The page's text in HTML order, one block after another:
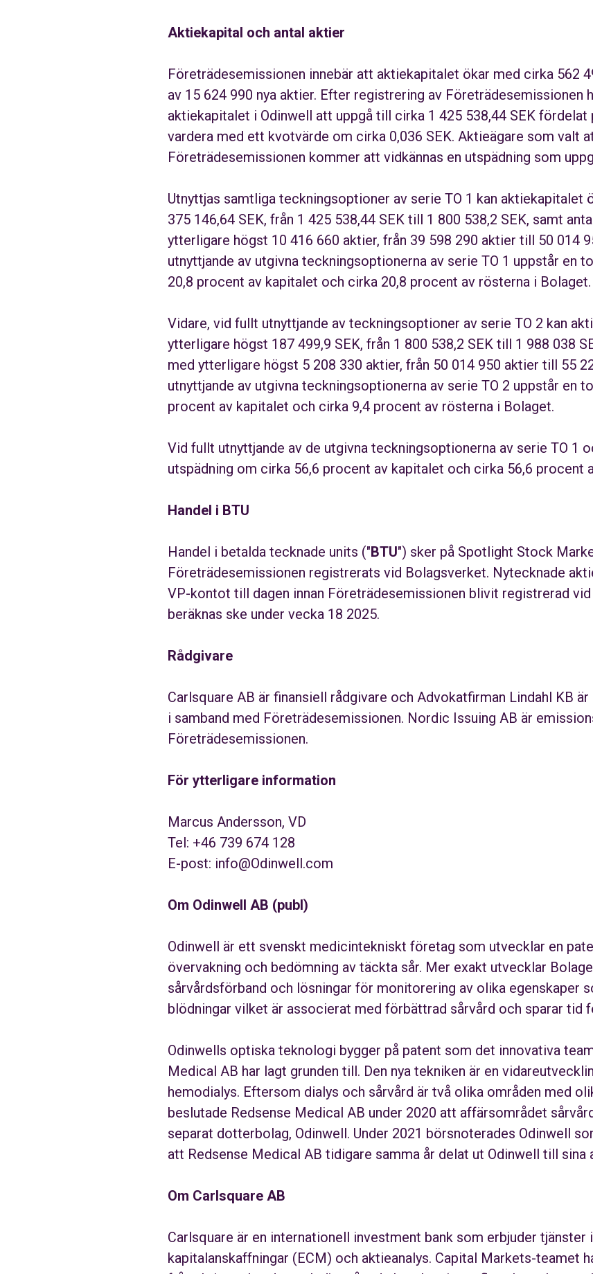
Aktiekapital och antal aktier
Företrädesemissionen innebär att aktiekapitalet ökar med cirka 562
av 15 624 990 nya aktier. Efter registrering av Företrädesemissionen
aktiekapitalet i Odinwell att uppgå till cirka 1 425 538,44 SEK fördelat
vardera med ett kvotvärde om cirka 0,036 SEK. Aktieägare som valt
Företrädesemissionen kommer att vidkännas en utspädning som
Utnyttjas samtliga teckningsoptioner av serie TO 1 kan aktiekapitalet
375 146,64 SEK, från 1 425 538,44 SEK till 1 800 538,2 SEK, samt
ytterligare högst 10 416 660 aktier, från 39 598 290 aktier till 50 014
utnyttjande av utgivna teckningsoptionerna av serie TO 1 uppstår en
20,8 procent av kapitalet och cirka 20,8 procent av rösterna i Bolaget.
Vidare, vid fullt utnyttjande av teckningsoptioner av serie TO 2 kan
ytterligare högst 187 499,9 SEK, från 1 800 538,2 SEK till 1 988 038
med ytterligare högst 5 208 330 aktier, från 50 014 950 aktier till 55
utnyttjande av utgivna teckningsoptionerna av serie TO 2 uppstår en
procent av kapitalet och cirka 9,4 procent av rösterna i Bolaget.
Vid fullt utnyttjande av de utgivna teckningsoptionerna av serie TO 1
utspädning om cirka 56,6 procent av kapitalet och cirka 56,6 procent
Handel i BTU
Handel i betalda tecknade units ("BTU") sker på Spotlight Stock
Företrädesemissionen registrerats vid Bolagsverket. Nytecknade
VP-kontot till dagen innan Företrädesemissionen blivit registrerad
beräknas ske under vecka 18 2025.
Rådgivare
Carlsquare AB är finansiell rådgivare och Advokatfirman Lindahl KB
i samband med Företrädesemissionen. Nordic Issuing AB är
Företrädesemissionen.
För ytterligare information
Marcus Andersson, VD
Tel: +46 739 674 128
E-post: info@Odinwell.com
Om Odinwell AB (publ)
Odinwell är ett svenskt medicintekniskt företag som utvecklar en
övervakning och bedömning av täckta sår. Mer exakt utvecklar
sårvårdsförband och lösningar för monitorering av olika egenskaper
blödningar vilket är associerat med förbättrad sårvård och sparar tid
Odinwells optiska teknologi bygger på patent som det innovativa
Medical AB har lagt grunden till. Den nya tekniken är en
hemodialys. Eftersom dialys och sårvård är två olika områden med
beslutade Redsense Medical AB under 2020 att affärsområdet
separat dotterbolag, Odinwell. Under 2021 börsnoterades Odinwell
att Redsense Medical AB tidigare samma år delat ut Odinwell till sina
Om Carlsquare AB
Carlsquare är en internationell investment bank som erbjuder tjänster
kapitalanskaffningar (ECM) och aktieanalys. Capital Markets-teamet